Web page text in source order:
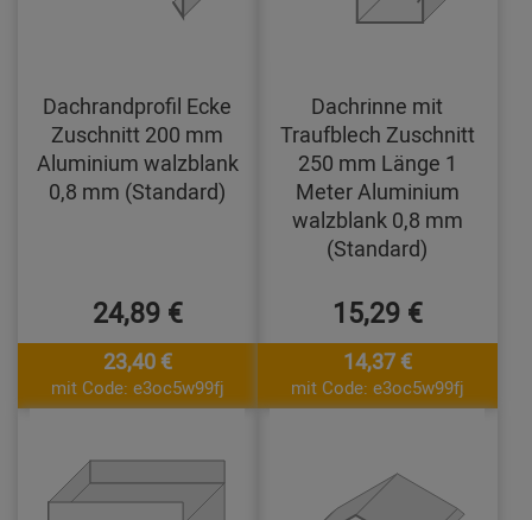
Dachrandprofil Ecke
Zuschnitt 200 mm
Aluminium walzblank
0,8 mm (Standard)
24,89 €
23,40 €
mit Code: e3oc5w99fj
Dachrinne mit
Traufblech Zuschnitt
250 mm Länge 1
Meter Aluminium
walzblank 0,8 mm
(Standard)
15,29 €
14,37 €
mit Code: e3oc5w99fj